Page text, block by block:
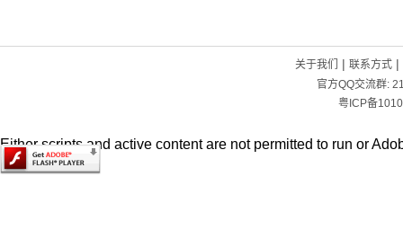
关于我们 | 联系方式|
官方QQ交流群:
粤ICP备
Either scripts and active content are not permitted to run or